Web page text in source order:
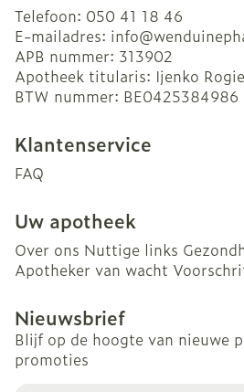
Telefoon: 050 41 18 46
E-mailadres: info@
APB nummer: 313902
Apotheek titularis: Ijenko
BTW nummer: BE0425384986
Klantenservice
FAQ
Uw apotheek
Over ons Nuttige links
Apotheker van wacht
Nieuwsbrief
Blijf op de hoogte van nieuwe
promoties